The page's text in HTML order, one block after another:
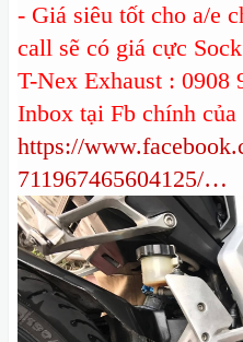
- Giá siêu tốt cho a/e
call sẽ có giá cực
T-Nex Exhaust : 0908
Inbox tại Fb chính của
https://
711967465604125/…